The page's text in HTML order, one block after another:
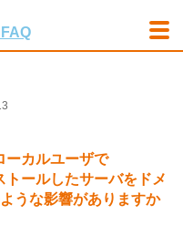
ーカルユーザで
ールしたサーバをドメ
うな影響がありますか